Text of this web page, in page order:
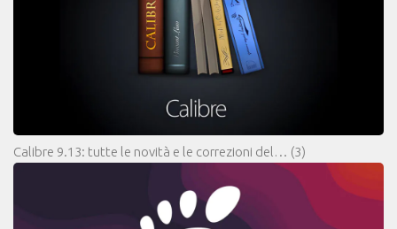
Calibre 9.13: tutte le novità e le correzioni del… (3)